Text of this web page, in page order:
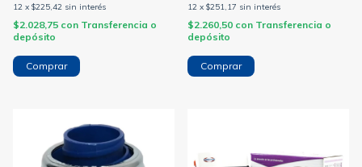
12 x $225,42 sin interés
$2.028,75 con Transferencia o
depósito
12 x $251,17 sin interés
$2.260,50 con Transferencia o
depósito
Comprar